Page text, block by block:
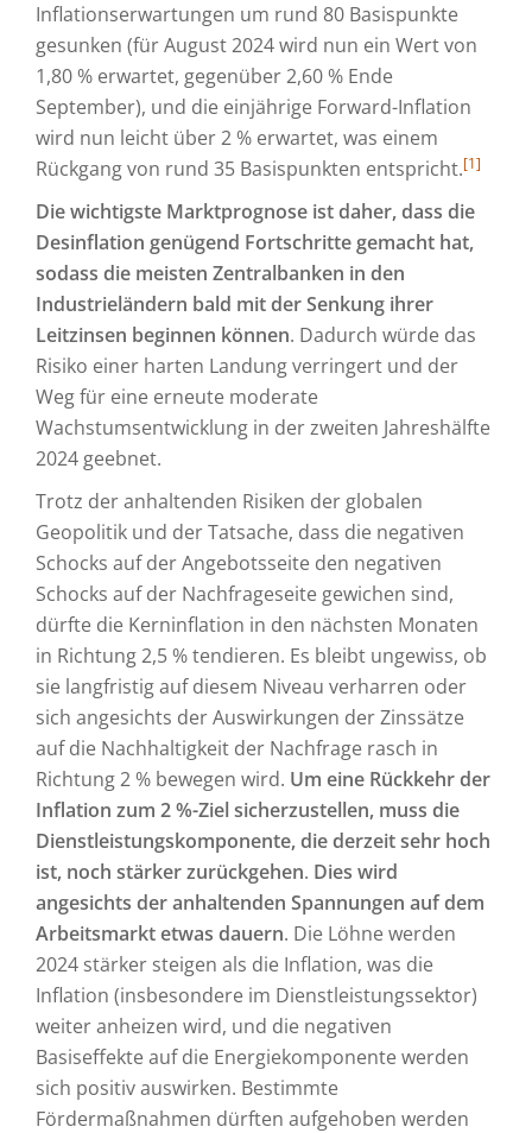
Inflationserwartungen um rund 80 Basispunkte
gesunken (für August 2024 wird nun ein Wert von
1,80 % erwartet, gegenüber 2,60 % Ende
September), und die einjährige Forward-Inflation
wird nun leicht über 2 % erwartet, was einem
Rückgang von rund 35 Basispunkten entspricht.[1]
Die wichtigste Marktprognose ist daher, dass die
Desinflation genügend Fortschritte gemacht hat,
sodass die meisten Zentralbanken in den
Industrieländern bald mit der Senkung ihrer
Leitzinsen beginnen können. Dadurch würde das
Risiko einer harten Landung verringert und der
Weg für eine erneute moderate
Wachstumsentwicklung in der zweiten Jahreshälfte
2024 geebnet.
Trotz der anhaltenden Risiken der globalen
Geopolitik und der Tatsache, dass die negativen
Schocks auf der Angebotsseite den negativen
Schocks auf der Nachfrageseite gewichen sind,
dürfte die Kerninflation in den nächsten Monaten
in Richtung 2,5 % tendieren. Es bleibt ungewiss, ob
sie langfristig auf diesem Niveau verharren oder
sich angesichts der Auswirkungen der Zinssätze
auf die Nachhaltigkeit der Nachfrage rasch in
Richtung 2 % bewegen wird. Um eine Rückkehr der
Inflation zum 2 %-Ziel sicherzustellen, muss die
Dienstleistungskomponente, die derzeit sehr hoch
ist, noch stärker zurückgehen. Dies wird
angesichts der anhaltenden Spannungen auf dem
Arbeitsmarkt etwas dauern. Die Löhne werden
2024 stärker steigen als die Inflation, was die
Inflation (insbesondere im Dienstleistungssektor)
weiter anheizen wird, und die negativen
Basiseffekte auf die Energiekomponente werden
sich positiv auswirken. Bestimmte
Fördermaßnahmen dürften aufgehoben werden